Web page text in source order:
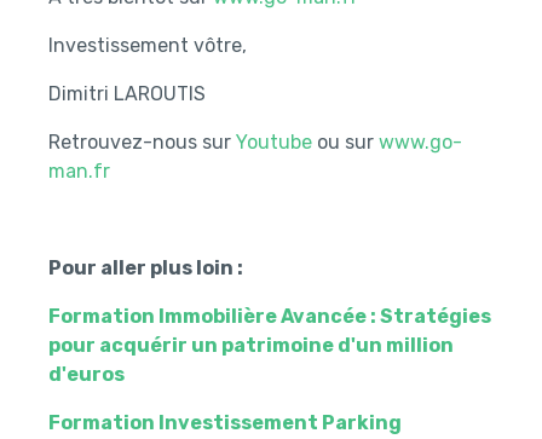
Investissement vôtre,
Dimitri LAROUTIS
Retrouvez-nous sur Youtube ou sur www.go-
man.fr
Pour aller plus loin :
Formation Immobilière Avancée : Stratégies
pour acquérir un patrimoine d'un million
d'euros
Formation Investissement Parking